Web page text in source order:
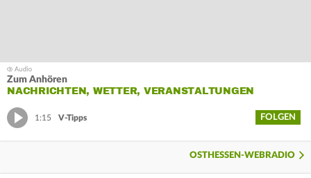
Zum Anhören
NACHRICHTEN, WETTER, VERANSTALTUNGEN
1:15 V-Tipps FOLGEN
OSTHESSEN-WEBRADIO